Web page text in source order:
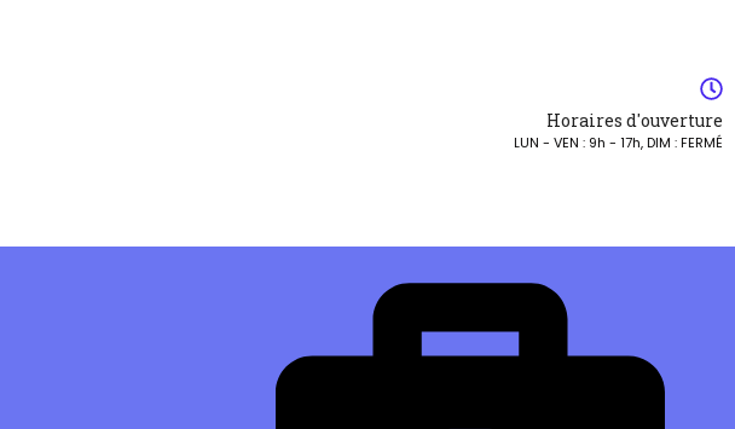
Horaires d'ouverture
LUN - VEN : 9h - 17h, DIM : FERMÉ